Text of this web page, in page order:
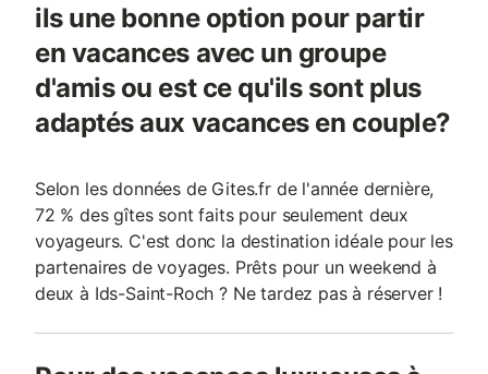
ils une bonne option pour partir
en vacances avec un groupe
d'amis ou est ce qu'ils sont plus
adaptés aux vacances en couple?
Selon les données de Gites.fr de l'année dernière,
72 % des gîtes sont faits pour seulement deux
voyageurs. C'est donc la destination idéale pour les
partenaires de voyages. Prêts pour un weekend à
deux à Ids-Saint-Roch ? Ne tardez pas à réserver !